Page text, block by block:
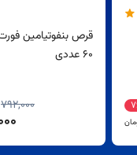
قرص بنفوتیامین
60 عددی
792,000